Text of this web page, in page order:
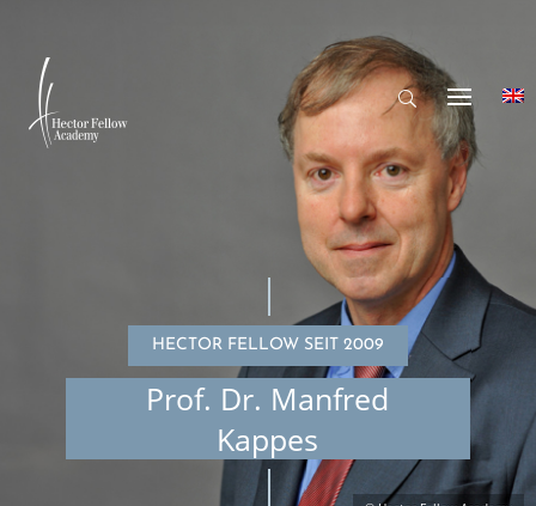
HECTOR FELLOW SEIT 2009
Prof. Dr. Manfred
Kappes